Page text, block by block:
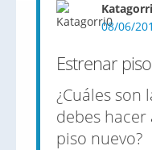
08/06/
Estrenar
¿Cuáles son
debes
piso nuevo?